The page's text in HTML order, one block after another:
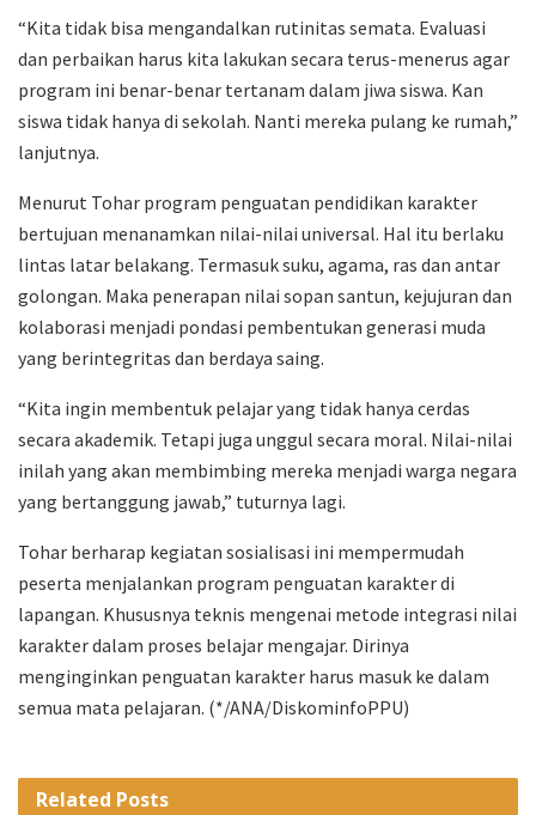
“Kita tidak bisa mengandalkan rutinitas semata. Evaluasi
dan perbaikan harus kita lakukan secara terus-menerus agar
program ini benar-benar tertanam dalam jiwa siswa. Kan
siswa tidak hanya di sekolah. Nanti mereka pulang ke rumah,”
lanjutnya.
Menurut Tohar program penguatan pendidikan karakter
bertujuan menanamkan nilai-nilai universal. Hal itu berlaku
lintas latar belakang. Termasuk suku, agama, ras dan antar
golongan. Maka penerapan nilai sopan santun, kejujuran dan
kolaborasi menjadi pondasi pembentukan generasi muda
yang berintegritas dan berdaya saing.
“Kita ingin membentuk pelajar yang tidak hanya cerdas
secara akademik. Tetapi juga unggul secara moral. Nilai-nilai
inilah yang akan membimbing mereka menjadi warga negara
yang bertanggung jawab,” tuturnya lagi.
Tohar berharap kegiatan sosialisasi ini mempermudah
peserta menjalankan program penguatan karakter di
lapangan. Khususnya teknis mengenai metode integrasi nilai
karakter dalam proses belajar mengajar. Dirinya
menginginkan penguatan karakter harus masuk ke dalam
semua mata pelajaran. (*/ANA/DiskominfoPPU)
Related Posts